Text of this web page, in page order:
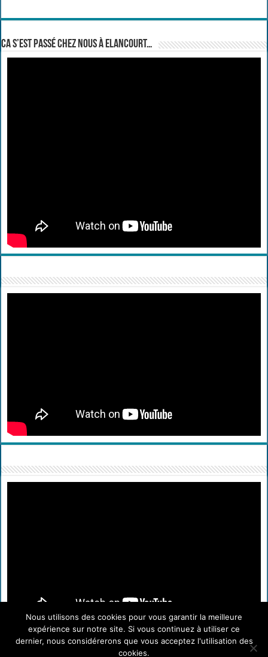
Ca s’est passé chez nous à Elancourt…
Nous utilisons des cookies pour vous garantir la meilleure
expérience sur notre site. Si vous continuez à utiliser ce
dernier, nous considérerons que vous acceptez l'utilisation des
cookies.